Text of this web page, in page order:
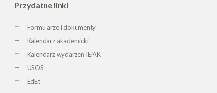
Przydatne linki
Formularze i dokumenty
Kalendarz akademicki
Kalendarz wydarzeń IEiAK
USOS
EdEt